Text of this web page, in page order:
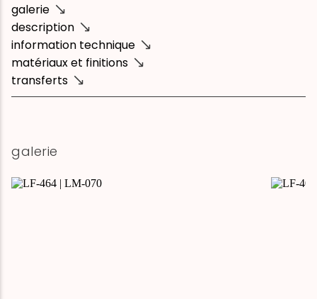
galerie
description
information technique
matériaux et finitions
transferts
galerie